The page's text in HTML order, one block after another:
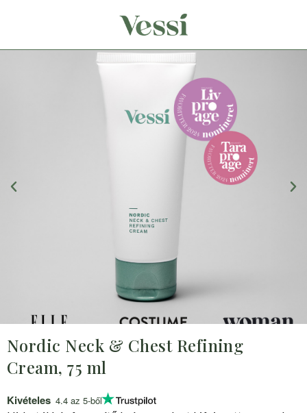
Nordic Neck & Chest Refining
Cream, 75 ml
Kivételes 4.4 az 5-ből